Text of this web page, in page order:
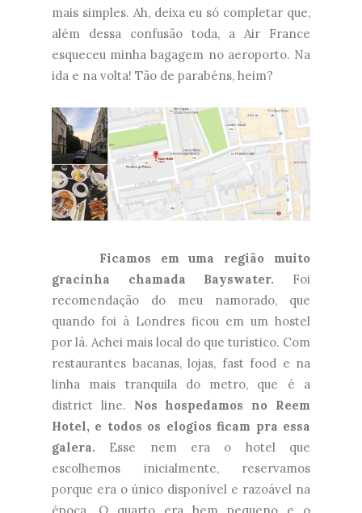
mais simples. Ah, deixa eu só completar que,
além dessa confusão toda, a Air France
esqueceu minha bagagem no aeroporto. Na
ida e na volta! Tão de parabéns, heim?
Ficamos em uma região muito
gracinha chamada Bayswater. Foi
recomendação do meu namorado, que
quando foi à Londres ficou em um hostel
por lá. Achei mais local do que turístico. Com
restaurantes bacanas, lojas, fast food e na
linha mais tranquila do metro, que é a
district line. Nos hospedamos no Reem
Hotel, e todos os elogios ficam pra essa
galera. Esse nem era o hotel que
escolhemos inicialmente, reservamos
porque era o único disponível e razoável na